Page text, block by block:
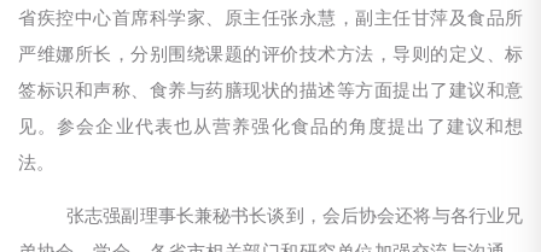
省疾控中心首席科学家、原主任张永慧，副主任甘萍及食品所
严维娜所长，分别围绕课题的评价技术方法，导则的定义、标
签标识和声称、食养与药膳现状的描述等方面提出了建议和意
见。参会企业代表也从营养强化食品的角度提出了建议和想
法。
张志强副理事长兼秘书长谈到，会后协会还将与各行业兄